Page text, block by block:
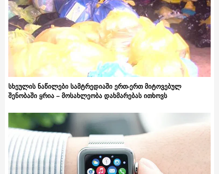
სხეულის ნაწილები სამტრედიაში ერთ-ერთ მიტოვებულ
შენობაში ყრია – მოსახლეობა დახმარებას ითხოვს